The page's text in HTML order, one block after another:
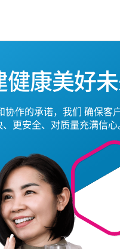
健康美好
协作的承诺，我们 确保客
更安全、对质量充满信心